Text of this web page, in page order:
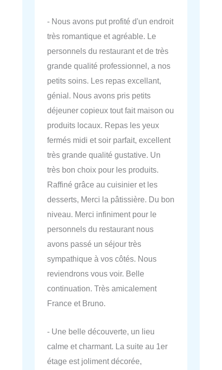
- Nous avons put profité d'un endroit
très romantique et agréable. Le
personnels du restaurant et de très
grande qualité professionnel, a nos
petits soins. Les repas excellant,
génial. Nous avons pris petits
déjeuner copieux tout fait maison ou
produits locaux. Repas les yeux
fermés midi et soir parfait, excellent
très grande qualité gustative. Un
très bon choix pour les produits.
Raffiné grâce au cuisinier et les
desserts, Merci la pâtissière. Du bon
niveau. Merci infiniment pour le
personnels du restaurant nous
avons passé un séjour très
sympathique à vos côtés. Nous
reviendrons vous voir. Belle
continuation. Très amicalement
France et Bruno.
- Une belle découverte, un lieu
calme et charmant. La suite au 1er
étage est joliment décorée,